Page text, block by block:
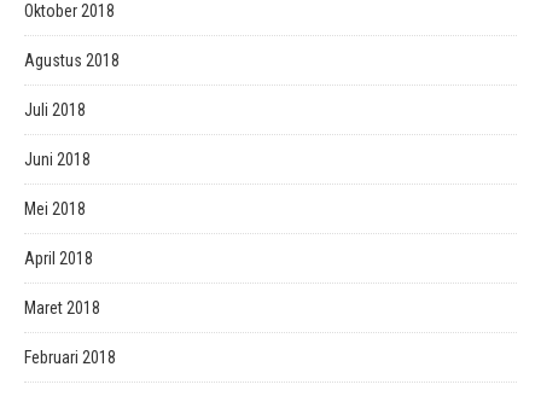
Oktober 2018
Agustus 2018
Juli 2018
Juni 2018
Mei 2018
April 2018
Maret 2018
Februari 2018